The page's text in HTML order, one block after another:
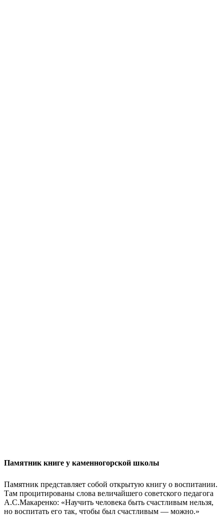
Памятник книге у каменногорской школы
Памятник представляет собой открытую книгу о воспитании.
Там процитированы слова величайшего советского педагога
А.С.Макаренко: «Научить человека быть счастливым нельзя,
но воспитать его так, чтобы был счастливым — можно.»